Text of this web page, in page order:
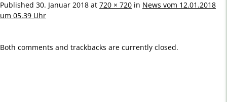
Published 30. Januar 2018 at 720 × 720 in News vom 12.01.2018
um 05.39 Uhr
Both comments and trackbacks are currently closed.